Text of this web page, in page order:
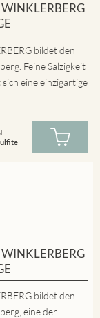
bildet den
Feine Salzigkeit
eine einzigartige
bildet den
eine der